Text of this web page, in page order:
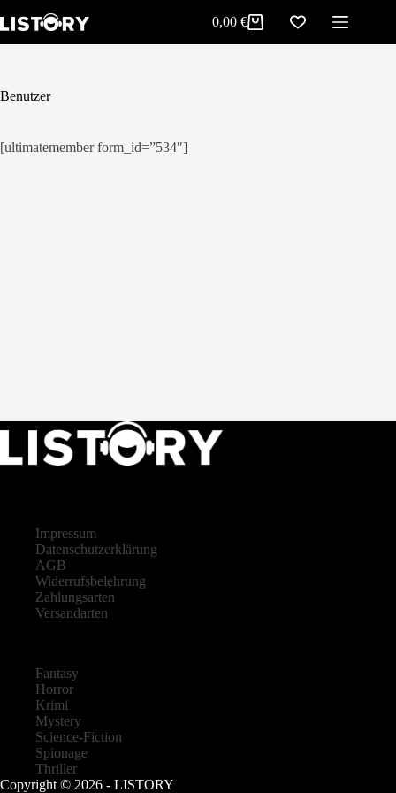
Inhalt
Warenkorb
0,00€
Benutzer
[ultimatemember form_id=”534″]
Impressum
Datenschutzerklärung
AGB
Widerrufsbelehrung
Zahlungsarten
Versandarten
Fantasy
Horror
Krimi
Mystery
Science-Fiction
Spionage
Thriller
Copyright © 2026 - LISTORY